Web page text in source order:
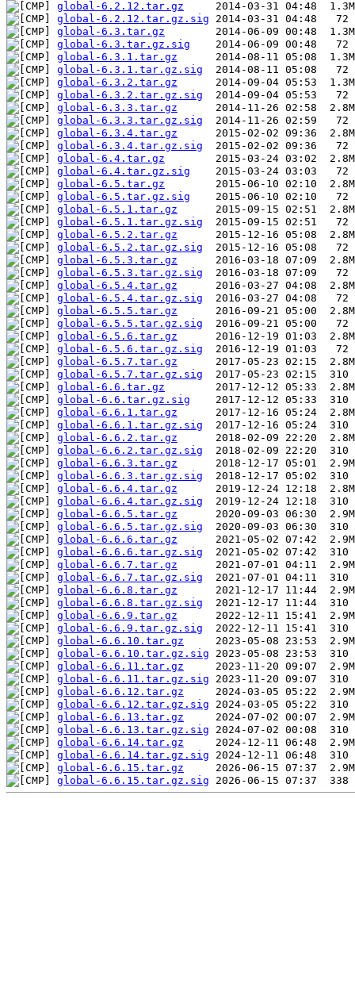
global-6.2.12.tar.gz
global-6.2.12.tar.gz.sig
global-6.3.tar.gz
global-6.3.tar.gz.sig
global-6.3.1.tar.gz
global-6.3.1.tar.gz.sig
global-6.3.2.tar.gz
global-6.3.2.tar.gz.sig
global-6.3.3.tar.gz
global-6.3.3.tar.gz.sig
global-6.3.4.tar.gz
global-6.3.4.tar.gz.sig
global-6.4.tar.gz
global-6.4.tar.gz.sig
global-6.5.tar.gz
global-6.5.tar.gz.sig
global-6.5.1.tar.gz
global-6.5.1.tar.gz.sig
global-6.5.2.tar.gz
global-6.5.2.tar.gz.sig
global-6.5.3.tar.gz
global-6.5.3.tar.gz.sig
global-6.5.4.tar.gz
global-6.5.4.tar.gz.sig
global-6.5.5.tar.gz
global-6.5.5.tar.gz.sig
global-6.5.6.tar.gz
global-6.5.6.tar.gz.sig
global-6.5.7.tar.gz
global-6.5.7.tar.gz.sig
global-6.6.tar.gz
global-6.6.tar.gz.sig
global-6.6.1.tar.gz
global-6.6.1.tar.gz.sig
global-6.6.2.tar.gz
global-6.6.2.tar.gz.sig
global-6.6.3.tar.gz
global-6.6.3.tar.gz.sig
global-6.6.4.tar.gz
global-6.6.4.tar.gz.sig
global-6.6.5.tar.gz
global-6.6.5.tar.gz.sig
global-6.6.6.tar.gz
global-6.6.6.tar.gz.sig
global-6.6.7.tar.gz
global-6.6.7.tar.gz.sig
global-6.6.8.tar.gz
global-6.6.8.tar.gz.sig
global-6.6.9.tar.gz
global-6.6.9.tar.gz.sig
global-6.6.10.tar.gz
global-6.6.10.tar.gz.sig
global-6.6.11.tar.gz
global-6.6.11.tar.gz.sig
global-6.6.12.tar.gz
global-6.6.12.tar.gz.sig
global-6.6.13.tar.gz
global-6.6.13.tar.gz.sig
global-6.6.14.tar.gz
global-6.6.14.tar.gz.sig
global-6.6.15.tar.gz
global-6.6.15.tar.gz.sig